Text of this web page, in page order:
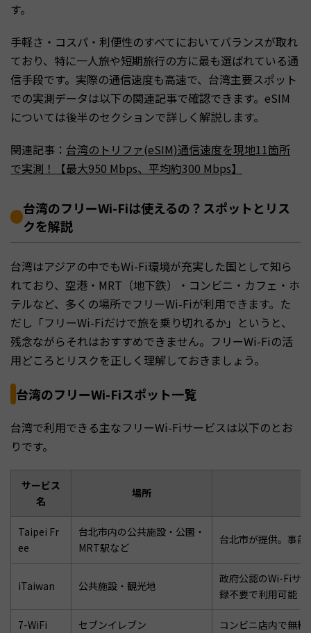
す。
手軽さ・コスパ・利便性のすべてにおいてバランスが取れ
ており、特に一人旅や短期旅行の方に最も選ばれている通
信手段です。実際の通信速度も高速で、台湾主要スポット
での実測データは以下の関連記事で確認できます。eSIM
については後半のセクションで詳しく解説します。
関連記事： 台湾のトリファ(eSIM)通信速度を現地11箇所
で実測！【最大950 Mbps、平均約300 Mbps】
台湾のフリーWi-Fiは使えるの？スポットとリス
クを解説
台湾はアジアの中でもWi-Fi環境が充実した国として知ら
れており、空港・MRT（地下鉄）・コンビニ・カフェ・ホ
テルなど、多くの場所でフリーWi-Fiが利用できます。た
だし「フリーWi-Fiだけで旅を乗り切れるか」というと、
残念ながらそれはおすすめできません。フリーWi-Fiの活
用どころとリスクを正しく理解しておきましょう。
台湾のフリーWi-Fiスポット一覧
台湾で利用できる主なフリーWi-Fiサービスは以下のとお
りです。
サービス
名
場所
Taipei Fr
ee
台北市内の公共施設・公園・
MRT駅など
台北市が提供。事
iTaiwan 公共施設・観光地
政府公認のWi-Fiサ
録不要で利用可能
7-WiFi セブンイレブン コンビニ店内で無